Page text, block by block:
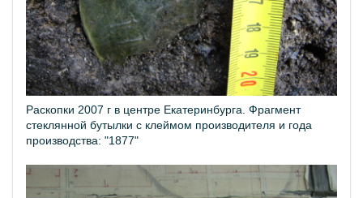
Раскопки 2007 г в центре Екатеринбурга. Фрагмент
стеклянной бутылки с клеймом производителя и года
производства: "1877"